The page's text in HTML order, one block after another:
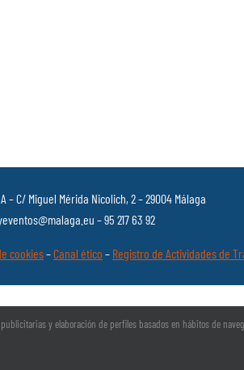
– C/ Miguel Mérida Nicolich, 2 – 29004 Málaga
– 95 217 63 92
cookies–Canal ético – Registro de Actividades de
y elaboración de perfiles basados en hábitos de